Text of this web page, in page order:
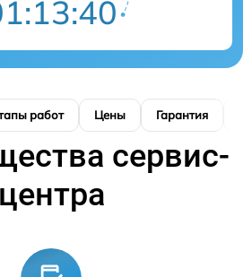
работ Цены Гарантия
сервис-
центра